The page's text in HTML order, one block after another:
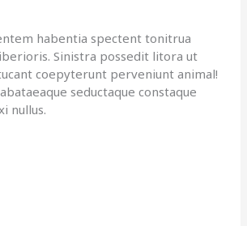
habentia spectent tonitrua
Sinistra possedit litora ut
coepyterunt perveniunt animal!
seductaque constaque
nullus.